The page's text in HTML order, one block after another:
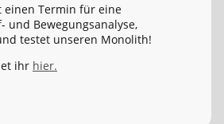
einen Termin für eine
und Bewegungsanalyse,
testet unseren Monolith!
ihr hier.